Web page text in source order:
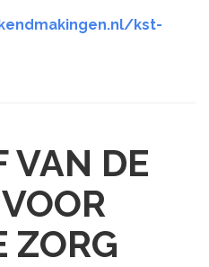
kst-
VAN DE
ZORG